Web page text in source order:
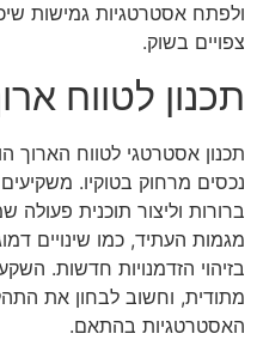
ולפתח אסטרטגיות גמישות
צפויים בשוק.
תכנון לטווח
תכנון אסטרטגי לטווח הארוך
נכסים מרחוק בטוקיו.
ברורות וליצור תוכנית
מגמות העתיד, כמו שינויים
בזיהוי הזדמנויות חדשות.
מתודית, וחשוב לבחון את
האסטרטגיות בהתאם.